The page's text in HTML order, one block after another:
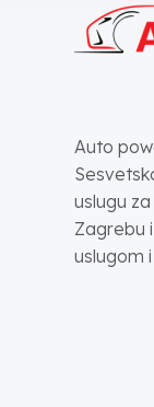
Auto
uslugu
Zagrebu
uslugom